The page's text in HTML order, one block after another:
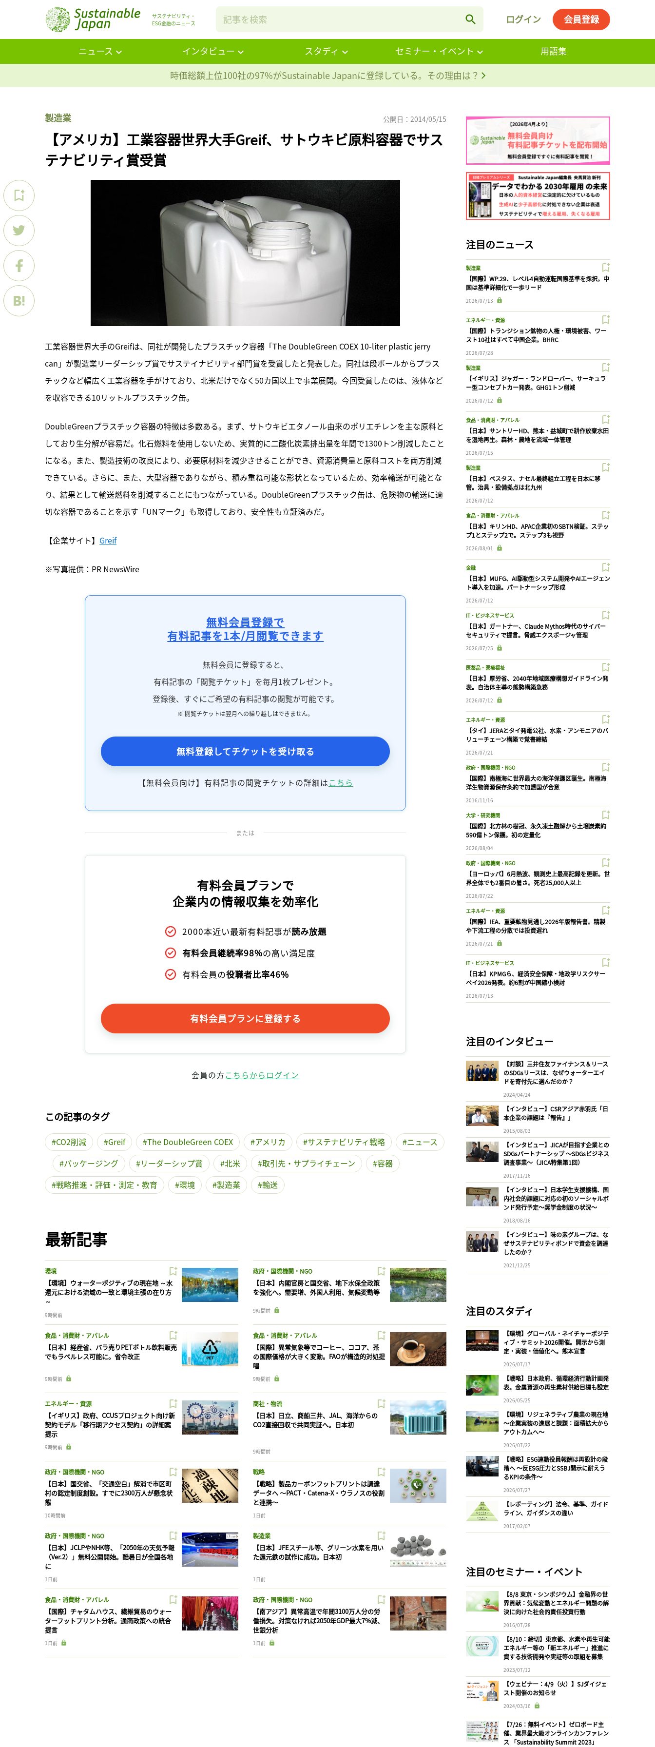
サステナビリティ・
ESG金融のニュース
ログイン 会員登録
ニュース インタビュー スタディ セミナー・イベント
用語集
時価総額上位100社の97%がSustainable Japanに登録している。その理由は？
製造業 公開日：2014/05/15
【アメリカ】工業容器世界大手Greif、サトウキビ原料容器でサス
テナビリティ賞受賞
工業容器世界大手のGreifは、同社が開発したプラスチック容器「The DoubleGreen COEX 10-liter plastic jerry
can」が製造業リーダーシップ賞でサステイナビリティ部門賞を受賞したと発表した。同社は段ボールからプラス
チックなど幅広く工業容器を手がけており、北米だけでなく50カ国以上で事業展開。今回受賞したのは、液体など
を収容できる10リットルプラスチック缶。
DoubleGreenプラスチック容器の特徴は多数ある。まず、サトウキビエタノール由来のポリエチレンを主な原料と
しており生分解が容易だ。化石燃料を使用しないため、実質的に二酸化炭素排出量を年間で1300トン削減したこと
になる。また、製造技術の改良により、必要原材料を減少させることができ、資源消費量と原料コストを両方削減
できている。さらに、また、大型容器でありながら、積み重ね可能な形状となっているため、効率輸送が可能とな
り、結果として輸送燃料を削減することにもつながっている。DoubleGreenプラスチック缶は、危険物の輸送に適
切な容器であることを示す「UNマーク」も取得しており、安全性も立証済みだ。
【企業サイト】 Greif
※写真提供：PR NewsWire
無料会員登録で
有料記事を1本/月閲覧できます
無料会員に登録すると、
有料記事の「閲覧チケット」を毎月1枚プレゼント。
登録後、すぐにご希望の有料記事の閲覧が可能です。
※ 閲覧チケットは翌月への繰り越しはできません。
無料登録してチケットを受け取る
【無料会員向け】有料記事の閲覧チケットの詳細はこちら
または
有料会員プランで
企業内の情報収集を効率化
2000本近い最新有料記事が読み放題
有料会員継続率98%の高い満足度
有料会員の役職者比率46%
有料会員プランに登録する
会員の方こちらからログイン
この記事のタグ
CO2削減 Greif The DoubleGreen COEX アメリカ サステナビリティ戦略
ニュース
パッケージング
リーダーシップ賞 北米 取引先・サプライチェーン
容器
戦略推進・評価・測定・教育
環境 製造業 輸送
最新記事
環境
【環境】ウォーターポジティブの現在地 ～水
還元における流域の一致と環境主張の在り方
～
9時間前
政府・国際機関・NGO
【日本】内閣官房と国交省、地下水保全政策
を強化へ。需要増、外国人利用、気候変動等
9時間前
食品・消費財・アパレル
【日本】経産省、バラ売りPETボトル飲料販売
でもラベルレス可能に。省令改正
9時間前
食品・消費財・アパレル
【国際】異常気象等でコーヒー、ココア、茶
の国際価格が大きく変動。FAOが構造的対処提
唱
9時間前
エネルギー・資源
【イギリス】政府、CCUSプロジェクト向け新
契約モデル「移行期アクセス契約」の詳細案
提示
9時間前
商社・物流
【日本】日立、商船三井、JAL、海洋からの
CO2直接回収で共同実証へ。日本初
9時間前
政府・国際機関・NGO
【日本】国交省、「交通空白」解消で市区町
村の認定制度創設。すでに2300万人が懸念状
態
10時間前
戦略
【戦略】製品カーボンフットプリントは調達
データへ 〜PACT・Catena-X・ウラノスの役割
と連携〜
1日前
政府・国際機関・NGO
【日本】JCLPやNHK等、「2050年の天気予報
（Ver.2）」無料公開開始。酷暑日が全国各地
に
1日前
製造業
【日本】JFEスチール等、グリーン水素を用い
た還元鉄の試作に成功。日本初
1日前
食品・消費財・アパレル
【国際】チャタムハウス、繊維貿易のウォー
ターフットプリント分析。通商政策への統合
提言
1日前
政府・国際機関・NGO
【南アジア】異常高温で年間3100万人分の労
働損失。対策なければ2050年GDP最大7%減、
世銀分析
1日前
注目のニュース
製造業
【国際】WP.29、レベル4自動運転国際基準を採択。中
国は基準詳細化で一歩リード
2026/07/13
エネルギー・資源
【国際】トランジション鉱物の人権・環境被害、ワー
スト10社はすべて中国企業。BHRC
2026/07/28
製造業
【イギリス】ジャガー・ランドローバー、サーキュラ
ー型コンセプトカー発表。GHG1トン削減
2026/07/12
食品・消費財・アパレル
【日本】サントリーHD、熊本・益城町で耕作放棄水田
を湿地再生。森林・農地を流域一体管理
2026/07/15
製造業
【日本】ベスタス、ナセル最終組立工程を日本に移
管。治具・設備拠点は北九州
2026/07/12
食品・消費財・アパレル
【日本】キリンHD、APAC企業初のSBTN検証。ステッ
プ1とステップ2で。ステップ3も視野
2026/08/01
金融
【日本】MUFG、AI駆動型システム開発やAIエージェン
ト導入を加速。パートナーシップ形成
2026/07/12
IT・ビジネスサービス
【日本】ガートナー、Claude Mythos時代のサイバー
セキュリティで提言。脅威エクスポージャ管理
2026/07/25
医薬品・医療福祉
【日本】厚労省、2040年地域医療構想ガイドライン発
表。自治体主導の態勢構築急務
2026/07/12
エネルギー・資源
【タイ】JERAとタイ発電公社、水素・アンモニアのバ
リューチェーン構築で覚書締結
2026/07/21
政府・国際機関・NGO
【国際】南極海に世界最大の海洋保護区誕生。南極海
洋生物資源保存条約で加盟国が合意
2016/11/16
大学・研究機関
【国際】北方林の樹冠、永久凍土融解から土壌炭素約
590億トン保護。初の定量化
2026/08/04
政府・国際機関・NGO
【ヨーロッパ】6月熱波、観測史上最高記録を更新。世
界全体でも2番目の暑さ。死者25,000人以上
2026/07/22
エネルギー・資源
【国際】IEA、重要鉱物見通し2026年版報告書。精製
や下流工程の分散では投資遅れ
2026/07/21
IT・ビジネスサービス
【日本】KPMGら、経済安全保障・地政学リスクサー
ベイ2026発表。約6割が中国縮小検討
2026/07/13
注目のインタビュー
【対談】三井住友ファイナンス＆リース
のSDGsリースは、なぜウォーターエイ
ドを寄付先に選んだのか？
2024/04/24
【インタビュー】CSRアジア赤羽氏「日
本企業の課題は『報告』」
2015/08/03
【インタビュー】JICAが目指す企業との
SDGsパートナーシップ 〜SDGsビジネス
調査事業〜（JICA特集第1回）
2017/11/16
【インタビュー】日本学生支援機構、国
内社会的課題に対応の初のソーシャルボ
ンド発行予定〜奨学金制度の状況〜
2018/08/16
【インタビュー】味の素グループは、な
ぜサステナビリティボンドで資金を調達
したのか？
2021/12/25
注目のスタディ
【環境】グローバル・ネイチャーポジテ
ィブ・サミット2026開催。開示から測
定・実装・価値化へ。熊本宣言
2026/07/17
【戦略】日本政府、循環経済行動計画発
表。金属資源の再生素材供給目標も設定
2026/05/25
【環境】リジェネラティブ農業の現在地
〜企業実装の進展と課題：面積拡大から
アウトカムへ〜
2026/07/22
【戦略】ESG連動役員報酬は再設計の段
階へ 〜反ESG圧力とSSBJ開示に耐えう
るKPIの条件〜
2026/07/27
【レポーティング】法令、基準、ガイド
ライン、ガイダンスの違い
2017/02/07
注目のセミナー・イベント
【8/8 東京・シンポジウム】金融界の世
界貢献：気候変動とエネルギー問題の解
決に向けた社会的責任投資行動
2016/07/28
【8/10：締切】東京都、水素や再生可能
エネルギー等の「新エネルギー」推進に
資する技術開発や実証等の取組を募集
2023/07/12
【ウェビナー：4/9（火）】SJダイジェ
スト開催のお知らせ
2024/03/16
【7/26：無料イベント】ゼロボード主
催、業界最大級オンラインカンファレン
ス 「Sustainability Summit 2023」
ログイン 会員登録